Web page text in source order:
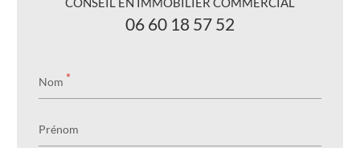
06 60 18 57 52
Nom *
Prénom